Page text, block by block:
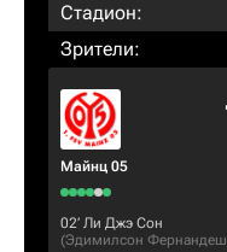
Стадион:
Зрители:
Майнц 05
02‎’‎ Ли Джэ Сон
(Эдимилсон Фернандеш